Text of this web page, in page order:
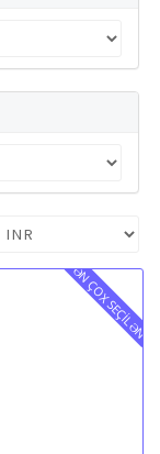
ƏN ÇOX SEÇİLƏN